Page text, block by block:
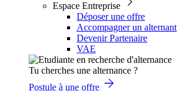
Espace Entreprise
Déposer une offre
Accompagner un alternant
Devenir Partenaire
VAE
Tu cherches une alternance ?
Postule à une offre